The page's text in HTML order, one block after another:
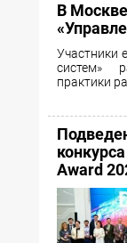
В
Участники
систем»
практики
Award